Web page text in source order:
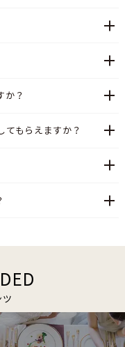
か？
てもらえますか？